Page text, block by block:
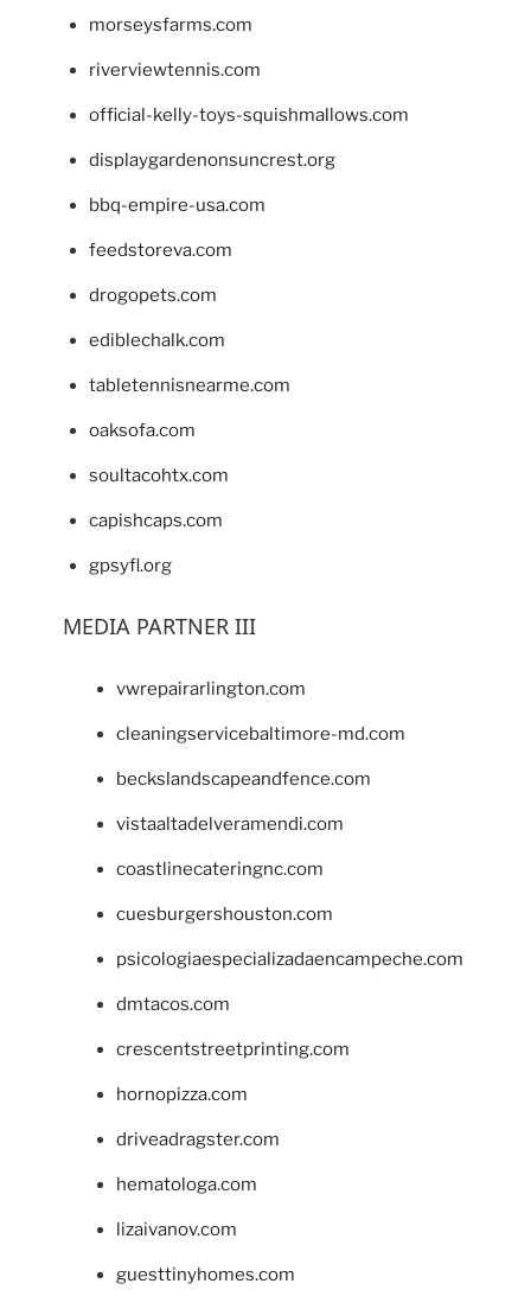
morseysfarms.com
riverviewtennis.com
official-kelly-toys-squishmallows.com
displaygardenonsuncrest.org
bbq-empire-usa.com
feedstoreva.com
drogopets.com
ediblechalk.com
tabletennisnearme.com
oaksofa.com
soultacohtx.com
capishcaps.com
gpsyfl.org
MEDIA PARTNER III
vwrepairarlington.com
cleaningservicebaltimore-md.com
beckslandscapeandfence.com
vistaaltadelveramendi.com
coastlinecateringnc.com
cuesburgershouston.com
psicologiaespecializadaencampeche.com
dmtacos.com
crescentstreetprinting.com
hornopizza.com
driveadragster.com
hematologa.com
lizaivanov.com
guesttinyhomes.com